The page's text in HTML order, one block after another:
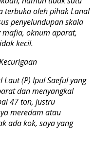
terbuka oleh pihak Lanal
penyelundupan skala
oknum aparat,
kecil.
(P) Ipul Saeful yang
dan menyangkal
47 ton, justru
meredam atau
ada kok, saya yang